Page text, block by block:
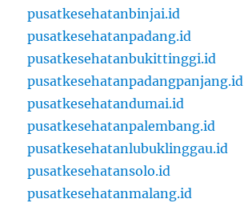
pusatkesehatanbinjai.id
pusatkesehatanpadang.id
pusatkesehatanbukittinggi.id
pusatkesehatanpadangpanjang.id
pusatkesehatandumai.id
pusatkesehatanpalembang.id
pusatkesehatanlubuklinggau.id
pusatkesehatansolo.id
pusatkesehatanmalang.id